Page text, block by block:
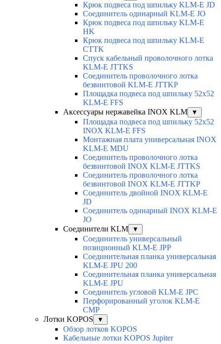
Крюк подвеса под шпильку KLM-E JD
Соединитель одинарный KLM-E JO
Крюк подвеса под шпильку KLM-E
HK
Крюк подвеса под шпильку KLM-E
CTTK
Спуск кабельный проволочного лотка
KLM-E JTTKS
Соединитель проволочного лотка
безвинтовой KLM-E JTTKP
Площадка подвеса под шпильку 52x52
KLM-E FFS
Аксессуары нержавейка INOX KLM
▼
Площадка подвеса под шпильку 52x52
INOX KLM-E FFS
Монтажная плата универсальная INOX
KLM-E MDU
Соединитель проволочного лотка
безвинтовой INOX KLM-E JTTKS
Соединитель проволочного лотка
безвинтовой INOX KLM-E JTTKP
Соединитель двойной INOX KLM-E
JD
Соединитель одинарный INOX KLM-E
JO
Соединители KLM
▼
Соединитель универсальный
позиционный KLM-E JPP
Соединительная планка универсальная
KLM-E JPU 200
Соединительная планка универсальная
KLM-E JPU
Соединитель угловой KLM-E JPC
Перфорированный уголок KLM-E
CMP
Лотки KOPOS
▼
Обзор лотков KOPOS
Кабельные лотки KOPOS Jupiter